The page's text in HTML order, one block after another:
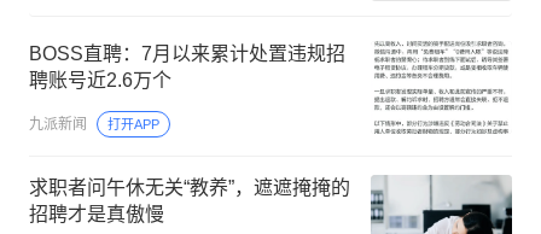
BOSS直聘：7月以来累计处置违规招
聘账号近2.6万个
九派新闻 打开APP
求职者问午休无关“教养”，遮遮掩掩的
招聘才是真傲慢